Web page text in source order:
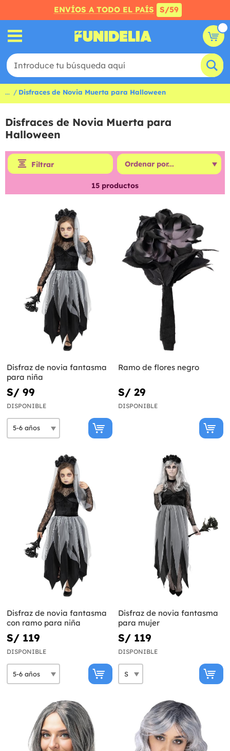
ENVÍOS A TODO EL PAÍS S/59
... Disfraces de Novia Muerta para Halloween
Disfraces de Novia Muerta para
Halloween
Filtrar
15 productos
Disfraz de novia fantasma
para niña
S/ 99
DISPONIBLE
Ramo de flores negro
S/ 29
DISPONIBLE
Disfraz de novia fantasma
con ramo para niña
S/ 119
DISPONIBLE
Disfraz de novia fantasma
para mujer
S/ 119
DISPONIBLE